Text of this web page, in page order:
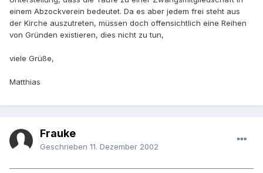
einem Abzockverein bedeutet. Da es aber jedem frei steht aus
der Kirche auszutreten, müssen doch offensichtlich eine Reihen
von Gründen existieren, dies nicht zu tun,
viele Grüße,
Matthias
Frauke
Geschrieben 11. Dezember 2002